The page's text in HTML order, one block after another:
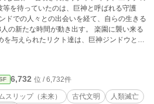
たな時間が動き出す。 楽園に襲い来る
を与えられたリクト達は、巨神ジンドウと共
守るべく、戦いに身を投じていく。 そして
るのか。 忘れ去られた"本当の歴
まる。
6,732 位 / 6,732件
スリップ（未来） 古代文明
人類滅亡